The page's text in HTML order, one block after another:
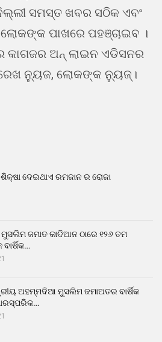
ସମସ୍ତ ଖବର ସଠିକ ଏବଂ
ପାଖରେ ପହଞ୍ଚାଇବ ।
କାଗଜର ଅନ୍ ଲାଇନ ଏଡିସନର
ନ୍ୟୁଜ, ଲୋକଙ୍କ ନ୍ୟୁଜ୍।
ଦେଇଥାଏ ରମଜାନ ର ରୋଜା
ଜମାତ କାଦିଆନ ଠାରେ ୧୨୬ ତମ
ଅହମ୍ମଦିଆ ମୁସଲିମ ଜମାଅତର ବାର୍ଷିକ